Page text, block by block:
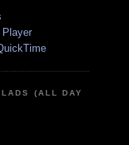
(ALL DAY